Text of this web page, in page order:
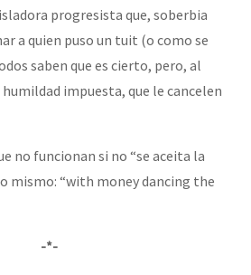
progresista que, soberbia
a quien puso un tuit (o como se
saben que es cierto, pero, al
impuesta, que le cancelen
no funcionan si no “se aceita la
mismo: “with money dancing the
-*-